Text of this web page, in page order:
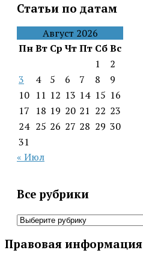
Статьи по датам
Август 2026
ПнВт Ср ЧтПт СбВс
1
2
3
4 5 6 7 8
9
10 11 12 13 14 15 16
17 18 19 20 21 22 23
24 25 26 27 28 29 30
31
« Июл
Все рубрики
Все
Правовая информация